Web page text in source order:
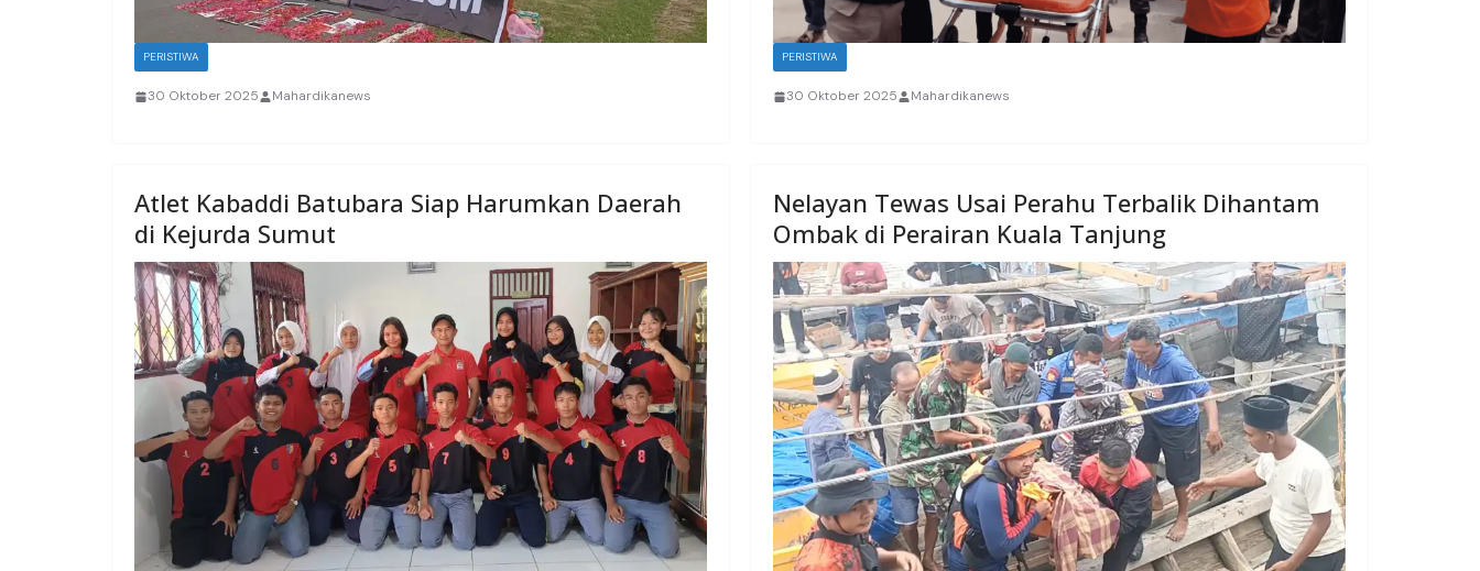
PERISTIWA
30 Oktober 2025 Mahardikanews
PERISTIWA
30 Oktober 2025 Mahardikanews
Atlet Kabaddi Batubara Siap Harumkan Daerah
di Kejurda Sumut
Nelayan Tewas Usai Perahu Terbalik Dihantam
Ombak di Perairan Kuala Tanjung